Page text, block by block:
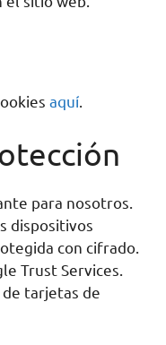
aquí
para nosotros.
dispositivos
con cifrado.
Trust Services.
tarjetas de